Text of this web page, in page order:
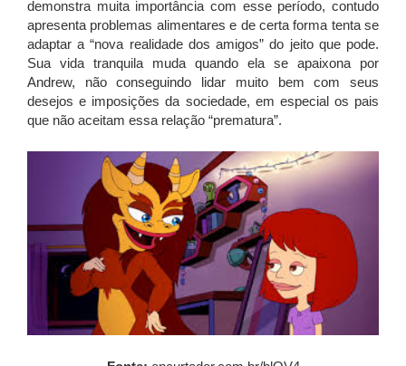
demonstra muita importância com esse período, contudo
apresenta problemas alimentares e de certa forma tenta se
adaptar a “nova realidade dos amigos” do jeito que pode.
Sua vida tranquila muda quando ela se apaixona por
Andrew, não conseguindo lidar muito bem com seus
desejos e imposições da sociedade, em especial os pais
que não aceitam essa relação “prematura”.